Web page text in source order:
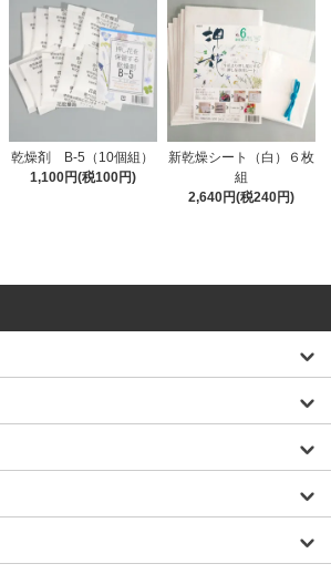
乾燥剤 B-5（10個組）
1,100円(税100円)
新乾燥シート（白）６枚
組
2,640円(税240円)